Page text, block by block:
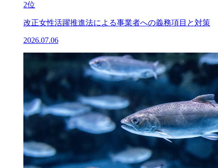
2位
改正女性活躍推進法による事業者への義務項目と対策
2026.07.06